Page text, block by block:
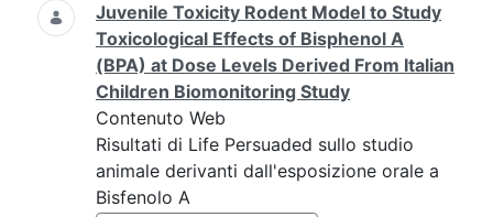
Juvenile Toxicity Rodent Model to Study
Toxicological Effects of Bisphenol A
(BPA) at Dose Levels Derived From Italian
Children Biomonitoring Study
Contenuto Web
Risultati di Life Persuaded sullo studio
animale derivanti dall'esposizione orale a
Bisfenolo A